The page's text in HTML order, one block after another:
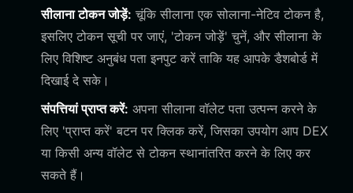
सीलाना टोकन जोड़ें: चूंकि सीलाना एक सोलाना-नेटिव टोकन है,
इसलिए टोकन सूची पर जाएं, 'टोकन जोड़ें' चुनें, और सीलाना के
लिए विशिष्ट अनुबंध पता इनपुट करें ताकि यह आपके डैशबोर्ड में
दिखाई दे सके।
संपत्तियां प्राप्त करें: अपना सीलाना वॉलेट पता उत्पन्न करने के
लिए 'प्राप्त करें' बटन पर क्लिक करें, जिसका उपयोग आप DEX
या किसी अन्य वॉलेट से टोकन स्थानांतरित करने के लिए कर
सकते हैं।